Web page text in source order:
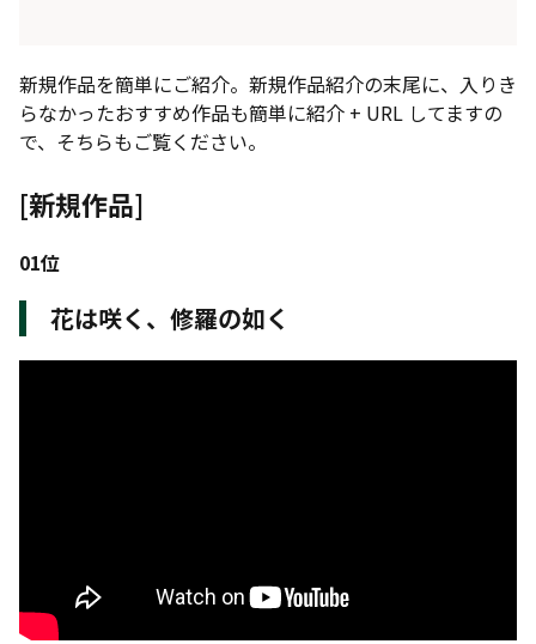
新規作品を簡単にご紹介。新規作品紹介の末尾に、入りき
らなかったおすすめ作品も簡単に紹介 + URL してますの
で、そちらもご覧ください。
[新規作品]
01位
花は咲く、修羅の如く